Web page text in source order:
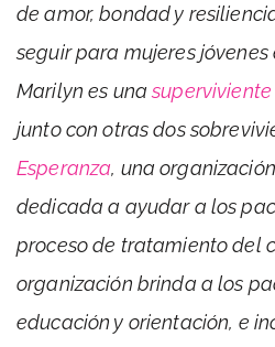
de amor, bondad y
seguir para mujeres jóvenes
Marilyn es una
junto con otras dos
Esperanza, una
dedicada a ayudar a los
proceso de tratamiento del
organización brinda a los
educación y orientación, e